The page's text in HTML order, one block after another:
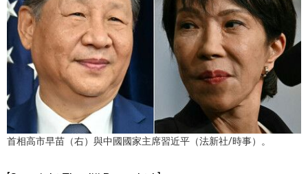
醫療健康
語言
編輯部通知
首相高市早苗（右）與中國國家主席習近平（法新社/時事）。